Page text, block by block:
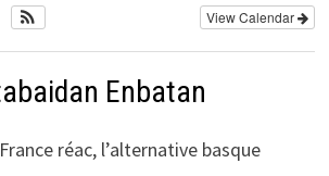
View Calendar
Enbatan
réac, l’alternative basque